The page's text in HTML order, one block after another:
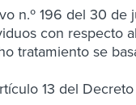
n.º 196 del 30
con respecto
tratamiento se
13 del